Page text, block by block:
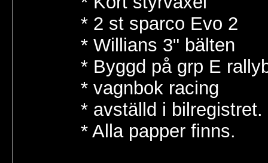
* 2 st sparco Evo 2
* Willians 3" bälten
* Byggd på grp E
* vagnbok racing
* avställd i bilregistret.
* Alla papper finns.